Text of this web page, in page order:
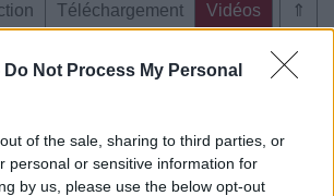
Do Not Process My Personal
of the sale, sharing to third parties, or
personal or sensitive information for
by us, please use the below opt-out
⇑
Téléchargement
Vidéos
de «My Songs Know
in the Dark (Light Em